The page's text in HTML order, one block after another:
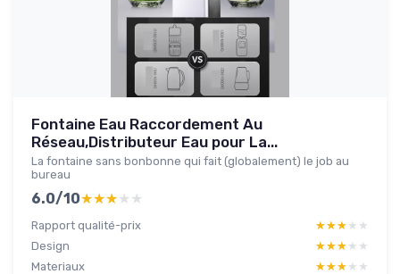
Fontaine Eau Raccordement Au
Réseau,Distributeur Eau pour La...
La fontaine sans bonbonne qui fait (globalement) le job au
bureau
6.0/10★★★★★
★★★★★
Rapport qualité-prix ★★★★★
★★★★★
Design
★★★★★
★★★★★
Materiaux
★★★★★
★★★★★